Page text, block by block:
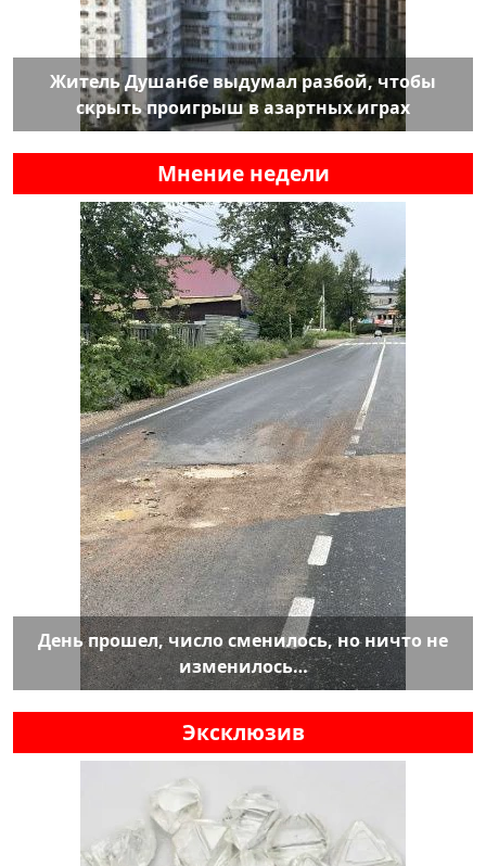
Житель Душанбе выдумал разбой, чтобы
скрыть проигрыш в азартных играх
Мнение недели
День прошел, число сменилось, но ничто не
изменилось…
Эксклюзив